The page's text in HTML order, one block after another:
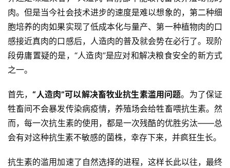
肉。但是当今社会技术进步的速度是难以想象的，第二种细
胞培养的肉如果实现了低成本化与量产、第一种植物肉的口
感接近真肉的口感后，人造肉的普及就会势在必行了。现阶
段毋庸置疑的是，“人造肉”是应对和解决粮食安全的新方式
之一。
首先，“人造肉”可以解决畜牧业抗生素滥用问题。为了保证
牲畜间不会暴发传染病疫情，养殖场会给牲畜喂抗生素。然
而，每一次抗生素的使用，都是一次残酷的优胜劣汰——总
会有对这种抗生素不敏感的菌株，幸存下来，并疯狂生长。
抗生素的滥用加速了自然选择的进程，这样长此以往，最终